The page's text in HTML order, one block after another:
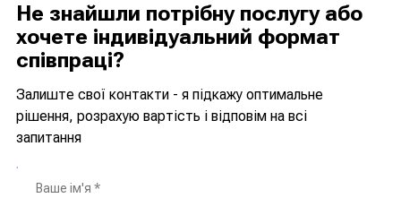
Не знайшли потрібну послугу або
хочете індивідуальний формат
співпраці?
Залиште свої контакти - я підкажу оптимальне
рішення, розрахую вартість і відповім на всі
запитання